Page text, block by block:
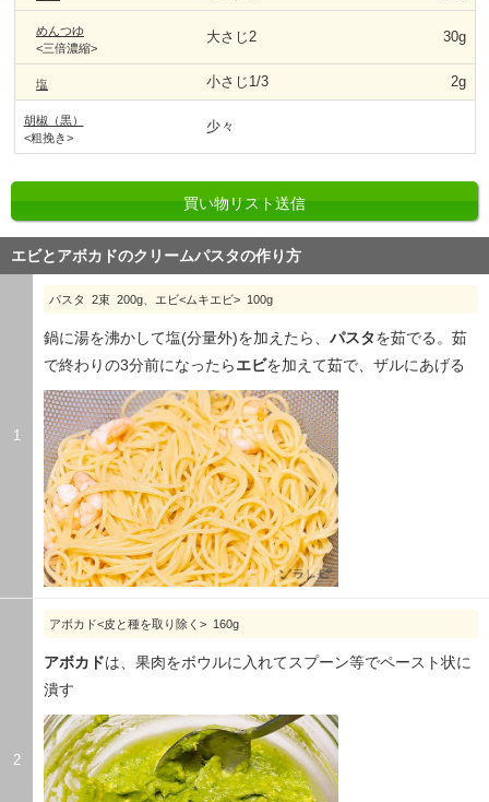
めんつゆ
<三倍濃縮>
大さじ2 30g
塩 小さじ1/3 2g
胡椒（黒）
<粗挽き>
少々
買い物リスト送信
エビとアボカドのクリームパスタの作り方
1
パスタ 2束 200g、エビ<ムキエビ> 100g
鍋に湯を沸かして塩(分量外)を加えたら、 パスタを茹でる。茹
で終わりの3分前になったらエビを加えて茹で、ザルにあげる
2
アボカド<皮と種を取り除く> 160g
アボカドは、果肉をボウルに入れてスプーン等でペースト状に
潰す